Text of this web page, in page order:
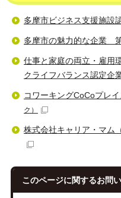
多摩市ビジネス支援施設
多摩市の魅力的な企業
仕事と家庭の両立・雇用
クライフバランス認定企業
コワーキングCoCoプレ
ク）
株式会社キャリア・マム
このページに関するお問